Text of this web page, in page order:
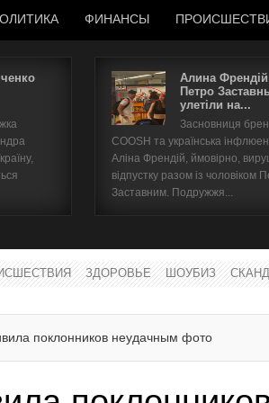
ФИНАНСЫ
Алина Френдій
Петро
улетіли на...
Засновниця
COOSH та українська
Аліна Френдій, ймовірно,
відпустку разом із чоловіком
Заставним. Подружжя...
ЗДОРОВЬЕ ШОУБИЗ
поклонников неудачным фото